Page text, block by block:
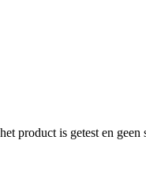
is getest en geen